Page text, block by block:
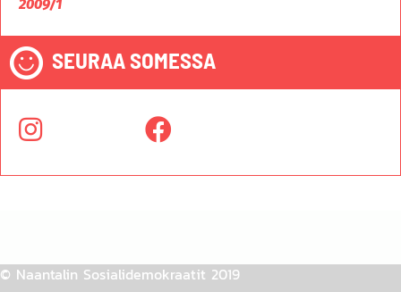
2009/1
SEURAA SOMESSA
© Naantalin Sosialidemokraatit 2019